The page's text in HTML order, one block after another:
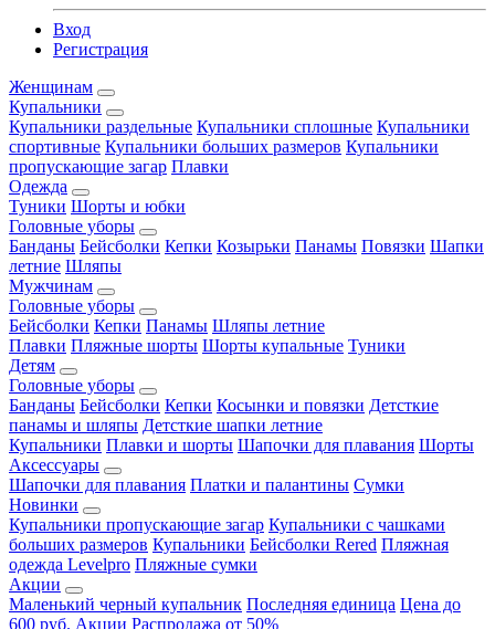
Вход
Регистрация
Женщинам
Купальники
Купальники раздельные Купальники сплошные Купальники
спортивные Купальники больших размеров Купальники
пропускающие загар Плавки
Одежда
Туники Шорты и юбки
Головные уборы
Банданы Бейсболки Кепки Козырьки Панамы Повязки Шапки
летние Шляпы
Мужчинам
Головные уборы
Бейсболки Кепки Панамы Шляпы летние
Плавки Пляжные шорты Шорты купальные Туники
Детям
Головные уборы
Банданы Бейсболки Кепки Косынки и повязки Детсткие
панамы и шляпы Детсткие шапки летние
Купальники Плавки и шорты Шапочки для плавания Шорты
Аксессуары
Шапочки для плавания Платки и палантины Сумки
Новинки
Купальники пропускающие загар Купальники с чашками
больших размеров Купальники Бейсболки Rered Пляжная
одежда Levelpro Пляжные сумки
Акции
Маленький черный купальник Последняя единица Цена до
600 руб. Акции Распродажа от 50%